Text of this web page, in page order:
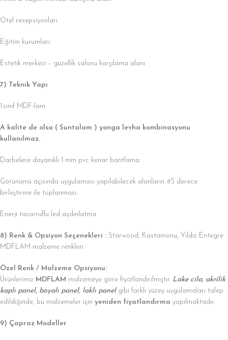
Otel resepsiyonları
Eğitim kurumları
Estetik merkezi – güzellik salonu karşılama alanı
7) Teknik Yapı
1.sınıf MDF-lam
A kalite de olsa ( Suntalam ) yonga levha kombinasyonu
kullanılmaz.
Darbelere dayanıklı 1 mm pvc kenar bantlama
Görünümü açısında uygulaması yapılabilecek alanların 45 derece
birleştirme ile toplanması.
Enerji tasarruflu led aydınlatma
8) Renk & Opsiyon Seçenekleri : Starwood, Kastamonu, Yıldız Entegre
MDFLAM malzeme renkleri.
Özel Renk / Malzeme Opsiyonu:
Ürünlerimiz MDFLAM malzemeye göre fiyatlandırılmıştır. Lake cila, akrilik
kaplı panel, boyalı panel, laklı panel gibi farklı yüzey uygulamaları talep
edildiğinde, bu malzemeler için yeniden fiyatlandırma yapılmaktadır.
9) Çapraz Modeller